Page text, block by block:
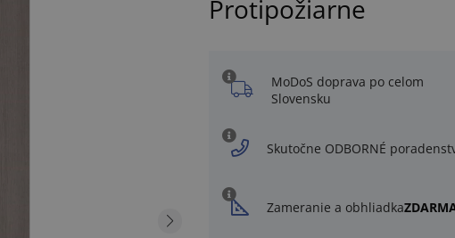
Protipožiarne
MoDoS doprava po celom
Slovensku
Skutočne ODBORNÉ
Zameranie a obhliadka